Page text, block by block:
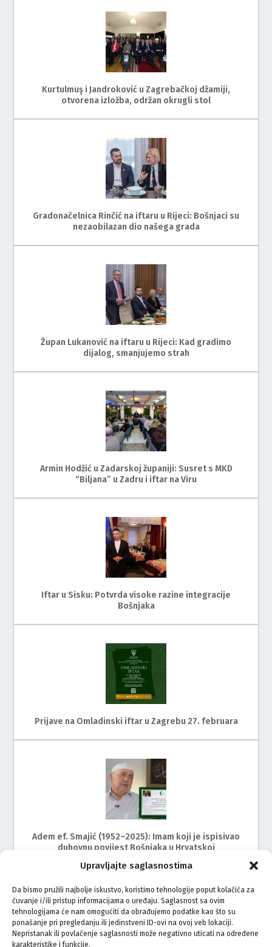
Upravljajte saglasnostima
Da bismo pružili najbolje iskustvo, koristimo tehnologije poput kolačića za
čuvanje i/ili pristup informacijama o uređaju. Saglasnost sa ovim
tehnologijama će nam omogućiti da obrađujemo podatke kao što su
ponašanje pri pregledanju ili jedinstveni ID-ovi na ovoj veb lokaciji.
Nepristanak ili povlačenje saglasnosti može negativno uticati na određene
karakteristike i funkcije.
Kurtulmuş i Jandroković u Zagrebačkoj džamiji,
otvorena izložba, održan okrugli stol
Gradonačelnica Rinčić na iftaru u Rijeci: Bošnjaci su
nezaobilazan dio našega grada
Župan Lukanović na iftaru u Rijeci: Kad gradimo
dijalog, smanjujemo strah
Armin Hodžić u Zadarskoj županiji: Susret s MKD
“Biljana” u Zadru i iftar na Viru
Iftar u Sisku: Potvrda visoke razine integracije
Bošnjaka
Prijave na Omladinski iftar u Zagrebu 27. februara
Adem ef. Smajić (1952–2025): Imam koji je ispisivao
duhovnu povijest Bošnjaka u Hrvatskoj